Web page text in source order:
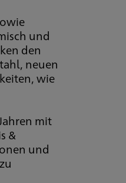
und
den
neuen
wie
mit
&
und